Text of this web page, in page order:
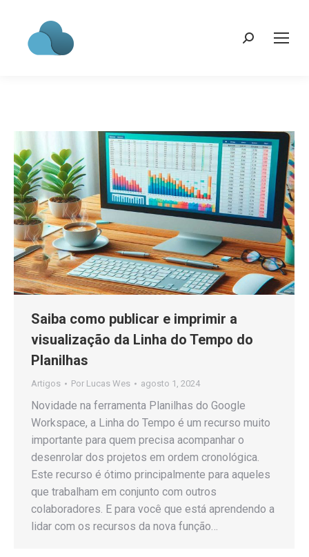
Search:
Saiba como publicar e imprimir a
visualização da Linha do Tempo do
Planilhas
Artigos Por Lucas Wes agosto 1, 2024
Novidade na ferramenta Planilhas do Google
Workspace, a Linha do Tempo é um recurso muito
importante para quem precisa acompanhar o
desenrolar dos projetos em ordem cronológica.
Este recurso é ótimo principalmente para aqueles
que trabalham em conjunto com outros
colaboradores. E para você que está aprendendo a
lidar com os recursos da nova função…